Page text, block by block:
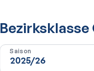
Bezirksklasse
Saison